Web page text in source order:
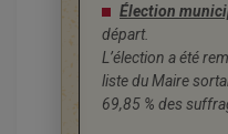
Élection
départ.
L’élection a été
liste du Maire
69,85 % des